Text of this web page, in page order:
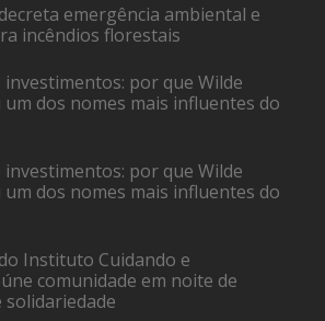
emergência ambiental e
incêndios florestais
por que Wilde
dos nomes mais influentes do
por que Wilde
dos nomes mais influentes do
Instituto Cuidando e
comunidade em noite de